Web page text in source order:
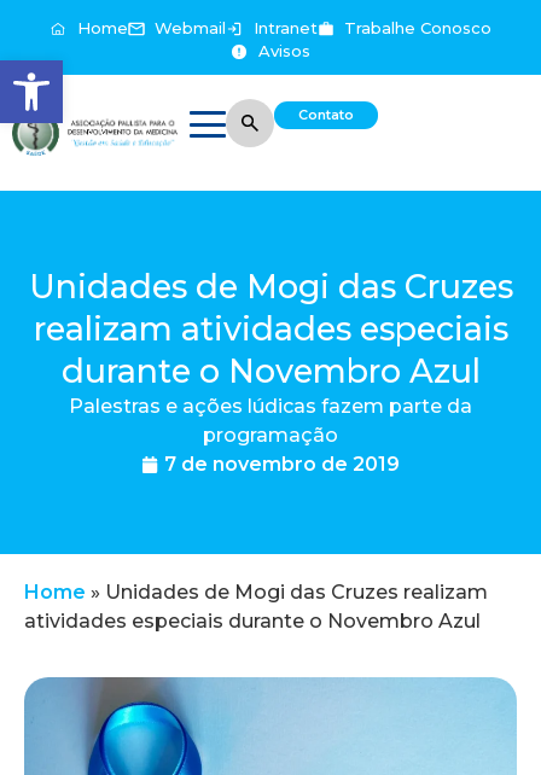
Abrir a barra de ferramentas
Home Webmail Intranet
Trabalhe Conosco
Avisos
Contato
Unidades de Mogi das Cruzes
realizam atividades especiais
durante o Novembro Azul
Palestras e ações lúdicas fazem parte da
programação
7 de novembro de 2019
Home » Unidades de Mogi das Cruzes realizam
atividades especiais durante o Novembro Azul